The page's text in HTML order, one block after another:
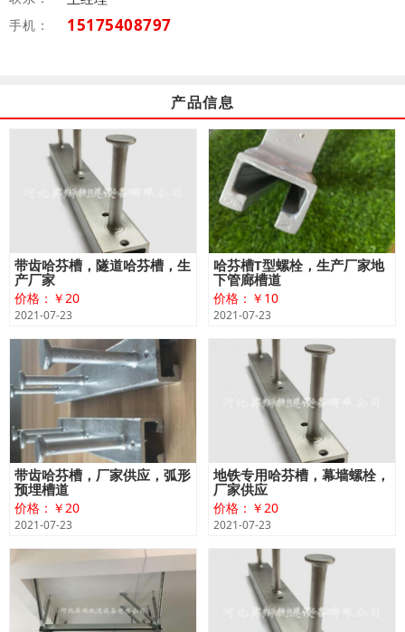
手机： 15175408797
产品信息
带齿哈芬槽，隧道哈芬槽，生
产厂家
价格：￥20
2021-07-23
哈芬槽T型螺栓，生产厂家地
下管廊槽道
价格：￥10
2021-07-23
带齿哈芬槽，厂家供应，弧形
预埋槽道
价格：￥20
2021-07-23
地铁专用哈芬槽，幕墙螺栓，
厂家供应
价格：￥20
2021-07-23